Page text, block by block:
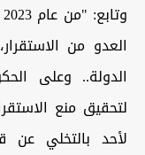
العدو من
الدولة.. وعلى
لتحقيق منع
لأحد بالتخلي عن